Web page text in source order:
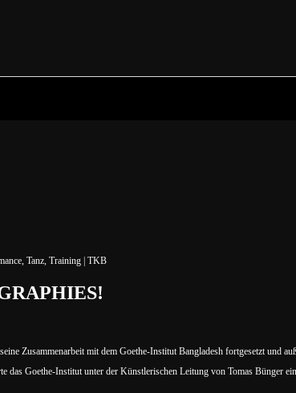
, Tanz, Training TKB
Zusammenarbeit mit dem Goethe-Institut Bangladesh fortgesetzt und
das Goethe-Institut unter der Künstlerischen Leitung von Tomas Bünger